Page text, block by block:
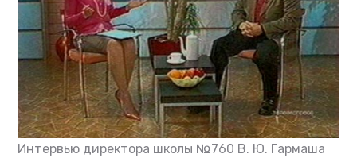
Интервью директора школы №760 В. Ю. Гармаша